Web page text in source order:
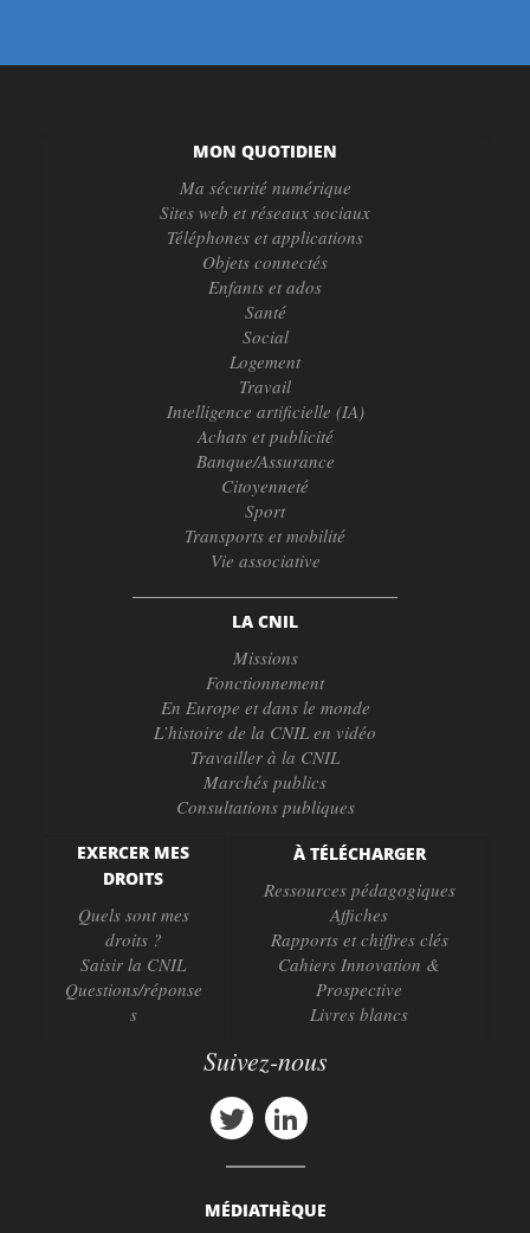
MON QUOTIDIEN
Ma sécurité numérique
Sites web et réseaux sociaux
Téléphones et applications
Objets connectés
Enfants et ados
Santé
Social
Logement
Travail
Intelligence artificielle (IA)
Achats et publicité
Banque/Assurance
Citoyenneté
Sport
Transports et mobilité
Vie associative
LA CNIL
Missions
Fonctionnement
En Europe et dans le monde
L’histoire de la CNIL en vidéo
Travailler à la CNIL
Marchés publics
Consultations publiques
EXERCER MES
DROITS
Quels sont mes
droits ?
Saisir la CNIL
Questions/réponse
s
À TÉLÉCHARGER
Ressources pédagogiques
Affiches
Rapports et chiffres clés
Cahiers Innovation &
Prospective
Livres blancs
Suivez-nous
MÉDIATHÈQUE